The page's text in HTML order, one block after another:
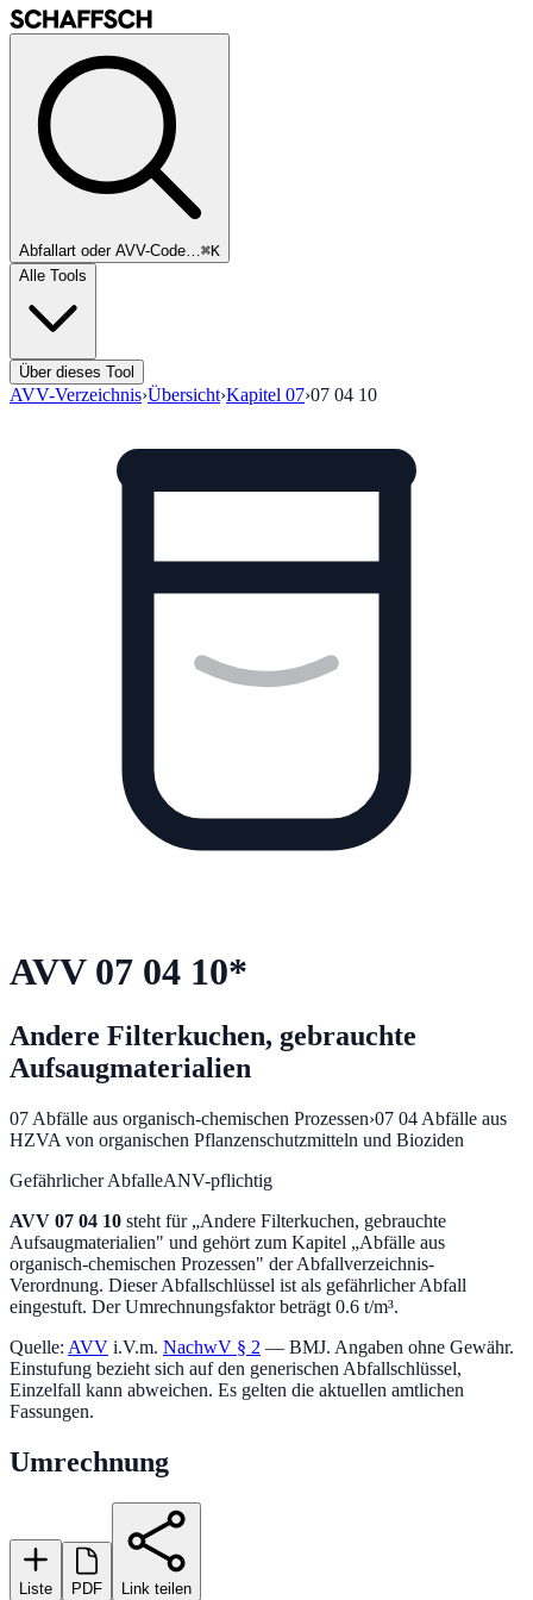
Abfallart oder AVV-Code…⌘K
Alle Tools
Über dieses Tool
AVV-Verzeichnis›Übersicht›Kapitel 07›07 04 10
AVV 07 04 10*
Andere Filterkuchen, gebrauchte
Aufsaugmaterialien
07 Abfälle aus organisch-chemischen Prozessen›07 04 Abfälle aus
HZVA von organischen Pflanzenschutzmitteln und Bioziden
Gefährlicher AbfalleANV-pflichtig
AVV 07 04 10 steht für „Andere Filterkuchen, gebrauchte
Aufsaugmaterialien" und gehört zum Kapitel „Abfälle aus
organisch-chemischen Prozessen" der Abfallverzeichnis-
Verordnung. Dieser Abfallschlüssel ist als gefährlicher Abfall
eingestuft. Der Umrechnungsfaktor beträgt 0.6 t/m³.
Quelle: AVV i.V.m. NachwV § 2 — BMJ. Angaben ohne Gewähr.
Einstufung bezieht sich auf den generischen Abfallschlüssel,
Einzelfall kann abweichen. Es gelten die aktuellen amtlichen
Fassungen.
Umrechnung
Liste PDF Link teilen